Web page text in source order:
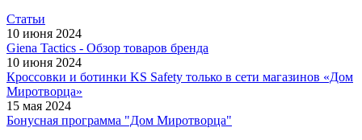
Статьи
10 июня 2024
Giena Tactics - Обзор товаров бренда
10 июня 2024
Кроссовки и ботинки KS Safety только в сети магазинов «Дом
Миротворца»
15 мая 2024
Бонусная программа "Дом Миротворца"